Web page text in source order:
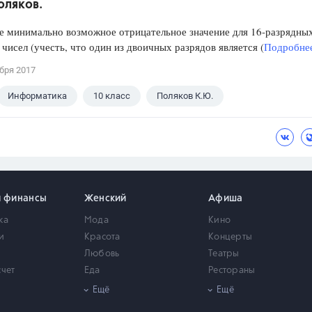
минимально возможное отрицательное значение для 16-
(учесть, что один из двоичных разрядов является (
2017
Информатика 10 класс Поляков К.Ю.
финансы Женский
Мода
Красота
Любовь
Еда
Здоровье
Ещё
Афиша
Кино
Концерты
Театры
Рестораны
Город
Ещё